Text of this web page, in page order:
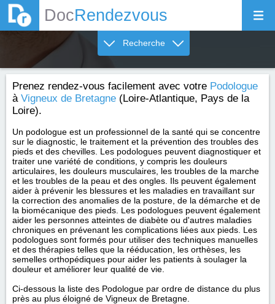
DocRendezvous
Recherche
Prenez rendez-vous facilement avec votre Podologue
à Vigneux de Bretagne (Loire-Atlantique, Pays de la
Loire).
Un podologue est un professionnel de la santé qui se concentre
sur le diagnostic, le traitement et la prévention des troubles des
pieds et des chevilles. Les podologues peuvent diagnostiquer et
traiter une variété de conditions, y compris les douleurs
articulaires, les douleurs musculaires, les troubles de la marche
et les troubles de la peau et des ongles. Ils peuvent également
aider à prévenir les blessures et les maladies en travaillant sur
la correction des anomalies de la posture, de la démarche et de
la biomécanique des pieds. Les podologues peuvent également
aider les personnes atteintes de diabète ou d'autres maladies
chroniques en prévenant les complications liées aux pieds. Les
podologues sont formés pour utiliser des techniques manuelles
et des thérapies telles que la rééducation, les orthèses, les
semelles orthopédiques pour aider les patients à soulager la
douleur et améliorer leur qualité de vie.
Ci-dessous la liste des Podologue par ordre de distance du plus
près au plus éloigné de Vigneux de Bretagne.